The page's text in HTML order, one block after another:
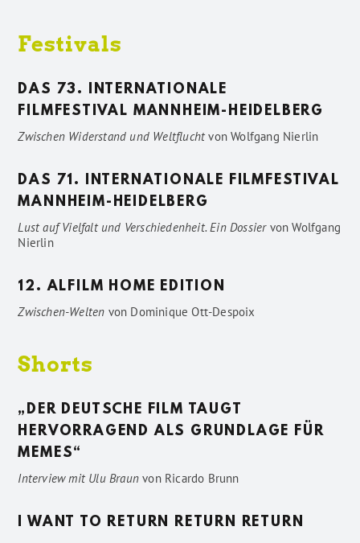
Festivals
DAS 73. INTERNATIONALE
FILMFESTIVAL MANNHEIM-HEIDELBERG
Zwischen Widerstand und WeltfluchtvonWolfgang Nierlin
DAS 71. INTERNATIONALE FILMFESTIVAL
MANNHEIM-HEIDELBERG
Lust auf Vielfalt und Verschiedenheit. Ein DossiervonWolfgang
Nierlin
12. ALFILM HOME EDITION
Zwischen-Welten von Dominique Ott-Despoix
Shorts
„DER DEUTSCHE FILM TAUGT
HERVORRAGEND ALS GRUNDLAGE FÜR
MEMES“
Interview mit Ulu Braun von Ricardo Brunn
I WANT TO RETURN RETURN RETURN